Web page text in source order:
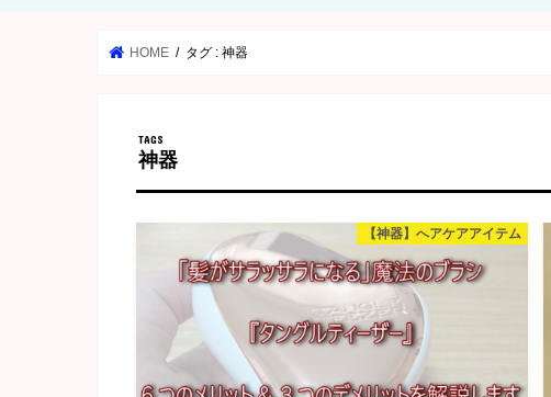
HOME タグ : 神器
神器
【神器】へアケアアイテム